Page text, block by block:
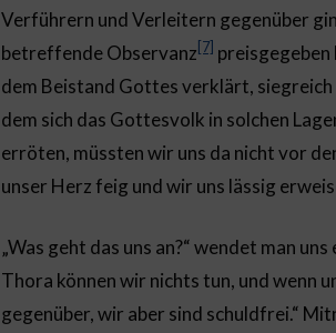
Verführern und Verleitern gegenüber
betreffende Observanz[7]
dem Beistand Gottes verklärt,
dem sich das Gottesvolk in solchen
erröten, müssten wir uns da nicht vor
unser Herz feig und wir uns lässig
„Was geht das uns an?“ wendet man
Thora können wir nichts tun, und wenn
gegenüber, wir aber sind schuldfrei.“